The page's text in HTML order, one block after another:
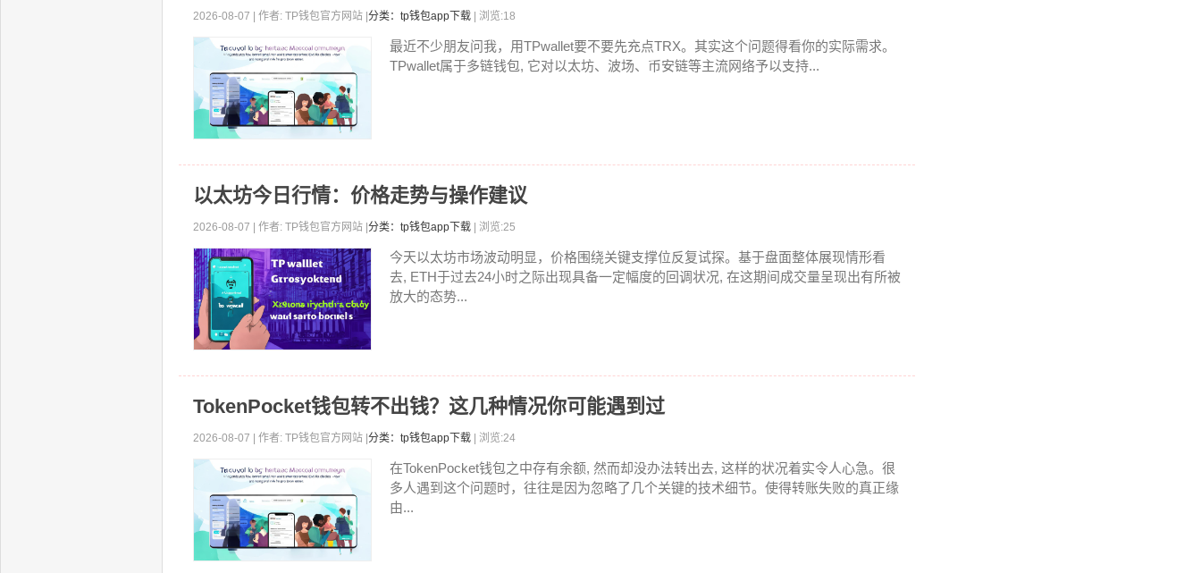
2026-08-07 | 作者: TP钱包官方网站 | 分类：tp钱包app下载 | 浏览:18
最近不少朋友问我，用TPwallet要不要先充点TRX。其实这个问题得看你的实际需求。
TPwallet属于多链钱包, 它对以太坊、波场、币安链等主流网络予以支持...
以太坊今日行情：价格走势与操作建议
2026-08-07 | 作者: TP钱包官方网站 | 分类：tp钱包app下载 | 浏览:25
今天以太坊市场波动明显，价格围绕关键支撑位反复试探。基于盘面整体展现情形看
去, ETH于过去24小时之际出现具备一定幅度的回调状况, 在这期间成交量呈现出有所被
放大的态势...
TokenPocket钱包转不出钱？这几种情况你可能遇到过
2026-08-07 | 作者: TP钱包官方网站 | 分类：tp钱包app下载 | 浏览:24
在TokenPocket钱包之中存有余额, 然而却没办法转出去, 这样的状况着实令人心急。很
多人遇到这个问题时，往往是因为忽略了几个关键的技术细节。使得转账失败的真正缘
由...